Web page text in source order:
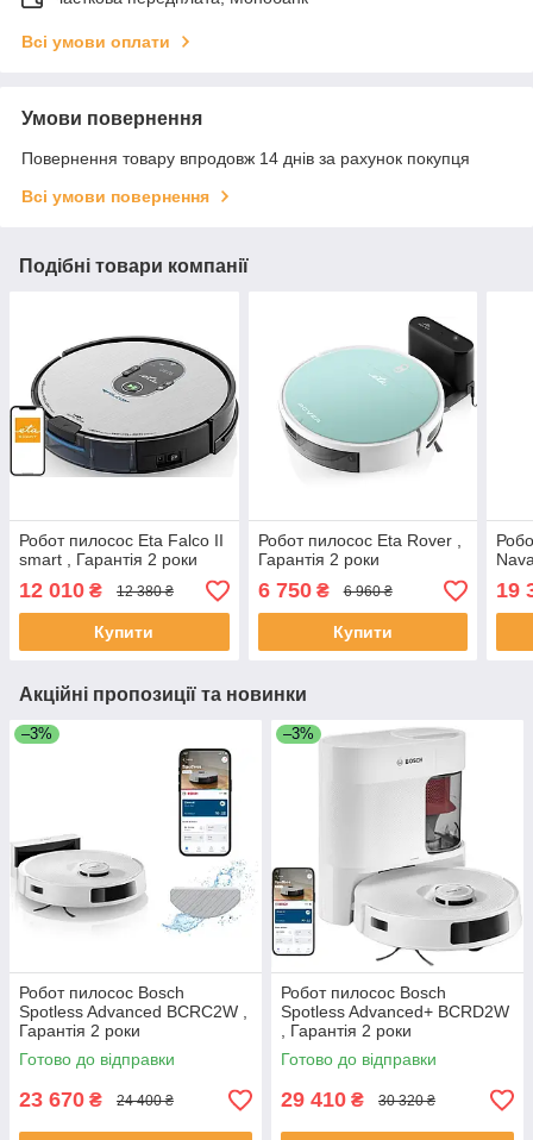
Всі умови оплати
Умови повернення
Повернення товару впродовж 14 днів за рахунок покупця
Всі умови повернення
Подібні товари компанії
Робот пилосос Eta Falco II
smart , Гарантія 2 роки
12 010 ₴ 12 380 ₴
Купити
Робот пилосос Eta Rover ,
Гарантія 2 роки
6 750₴ 6 960 ₴
Купити
19
Акційні пропозиції та новинки
–3%
Робот пилосос Bosch
Spotless Advanced BCRC2W ,
Гарантія 2 роки
Готово до відправки
23 670 ₴ 24 400 ₴
–3%
Робот пилосос Bosch
Spotless Advanced+ BCRD2W
, Гарантія 2 роки
Готово до відправки
29 410 ₴ 30 320 ₴